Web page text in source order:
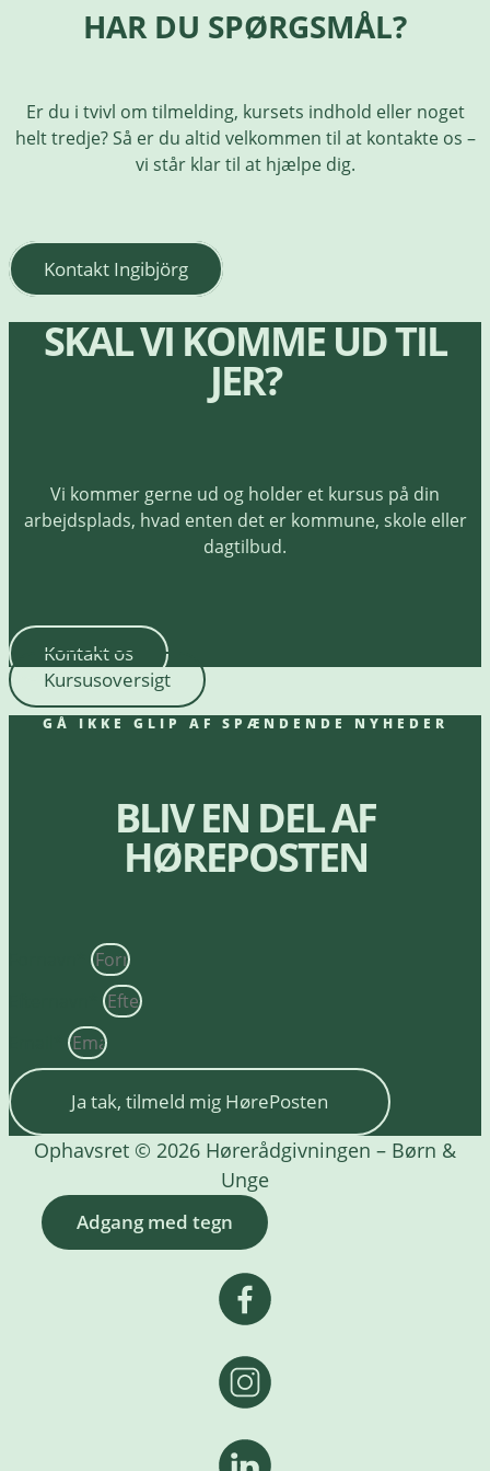
HAR DU SPØRGSMÅL?
Er du i tvivl om tilmelding, kursets indhold eller noget
helt tredje? Så er du altid velkommen til at kontakte os –
vi står klar til at hjælpe dig.
Kontakt Ingibjörg
SKAL VI KOMME UD TIL
JER?
Vi kommer gerne ud og holder et kursus på din
arbejdsplads, hvad enten det er kommune, skole eller
dagtilbud.
Kontakt os
Kursusoversigt
GÅ IKKE GLIP AF SPÆNDENDE NYHEDER
BLIV EN DEL AF
HØREPOSTEN
Ja tak, tilmeld mig HørePosten
Ophavsret © 2026 Hørerådgivningen – Børn &
Unge